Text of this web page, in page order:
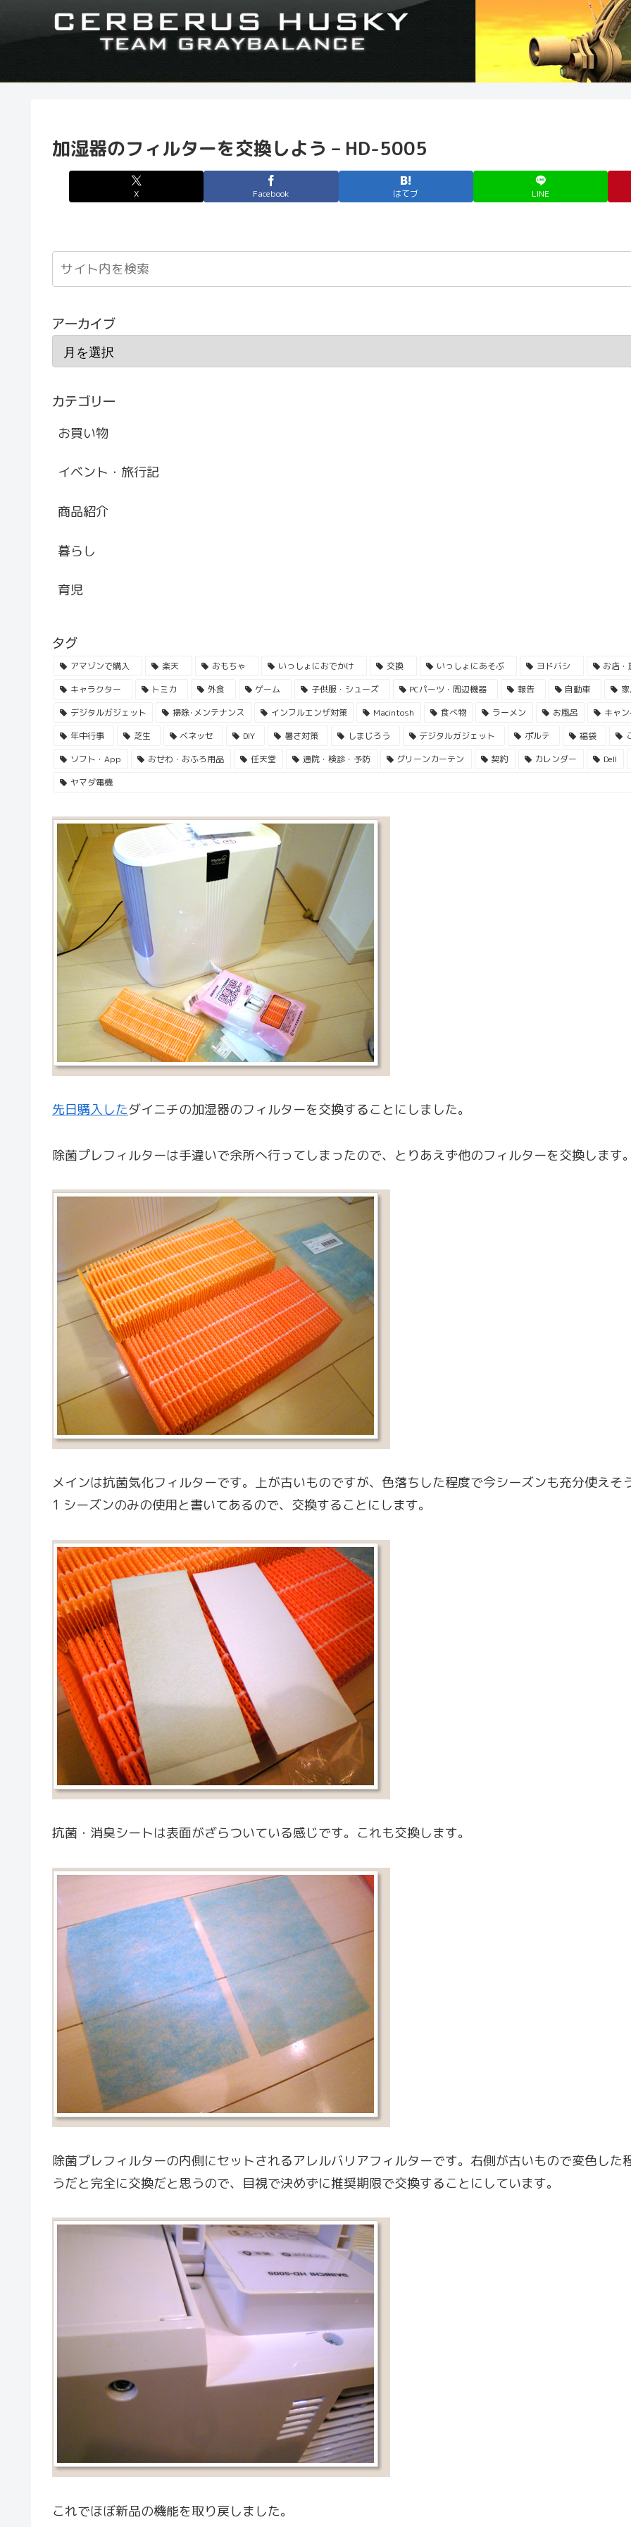
加湿器のフィルターを交換しよう – HD-5005
X Facebook はてブ LINE
アーカイブ
カテゴリー
お買い物
イベント・旅行記
商品紹介
暮らし
育児
タグ
アマゾンで購入 楽天 おもちゃ いっしょにおでかけ 交換 いっしょにあそぶ ヨドバシ
お店
キャラクター
トミカ 外食 ゲーム 子供服・シューズ PCパーツ・周辺機器 報告 自動車
デジタルガジェット
掃除･メンテナンス インフルエンザ対策 Macintosh 食べ物 ラーメン お風呂
キャ
年中行事
芝生 ベネッセ DIY 暑さ対策 しまじろう デジタルガジェット ポルテ 福袋
ソフト・App
おせわ・おふろ用品 任天堂 通院・検診・予防 グリーンカーテン 契約 カレンダー
Dell
ヤマダ電機
先日購入したダイニチの加湿器のフィルターを交換することにしました。
除菌プレフィルターは手違いで余所へ行ってしまったので、とりあえず他のフィルターを交換します
メインは抗菌気化フィルターです。上が古いものですが、色落ちした程度で今シーズンも充分使え
1 シーズンのみの使用と書いてあるので、交換することにします。
抗菌・消臭シートは表面がざらついている感じです。これも交換します。
除菌プレフィルターの内側にセットされるアレルバリアフィルターです。右側が古いもので変色し
うだと完全に交換だと思うので、目視で決めずに推奨期限で交換することにしています。
これでほぼ新品の機能を取り戻しました。